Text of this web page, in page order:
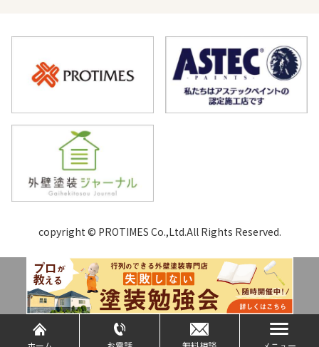
copyright © PROTIMES Co.,Ltd.All Rights Reserved.